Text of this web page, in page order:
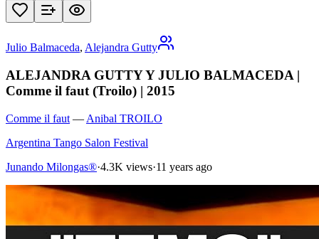
Julio Balmaceda, Alejandra Gutty
ALEJANDRA GUTTY Y JULIO BALMACEDA |
Comme il faut (Troilo) | 2015
Comme il faut — Anibal TROILO
Argentina Tango Salon Festival
Junando Milongas®·4.3K views·11 years ago